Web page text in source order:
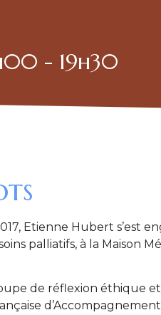
- 19h30
Etienne Hubert s’est
palliatifs, à la Maison
de réflexion éthique et